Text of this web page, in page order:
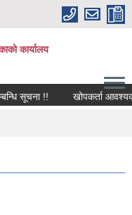
कार्यालय
सूचना !! खोपकर्ता आवश्यक्ता